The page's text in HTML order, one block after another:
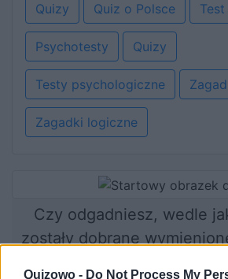
Quizowo - Do Not Process My
Quizy Quiz o Polsce Test
Psychotesty Quizy
Testy psychologiczne
Zagadki logiczne
Czy odgadniesz, wedle
zostały dobrane
z nich nie powinien się